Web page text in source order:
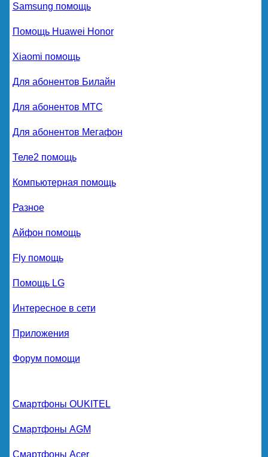
Samsung помощь
Помощь Huawei Honor
Xiaomi помощь
Для абонентов Билайн
Для абонентов МТС
Для абонентов Мегафон
Теле2 помощь
Компьютерная помощь
Разное
Айфон помощь
Fly помощь
Помощь LG
Интересное в сети
Приложения
Форум помощи
Смартфоны OUKITEL
Смартфоны AGM
Смартфоны Acer